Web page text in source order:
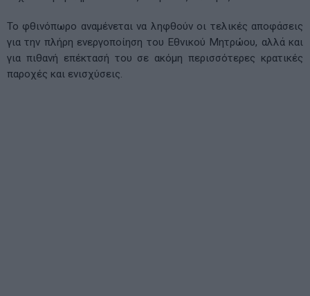
Το φθινόπωρο αναμένεται να ληφθούν οι τελικές αποφάσεις
για την πλήρη ενεργοποίηση του Εθνικού Μητρώου, αλλά και
για πιθανή επέκτασή του σε ακόμη περισσότερες κρατικές
παροχές και ενισχύσεις.